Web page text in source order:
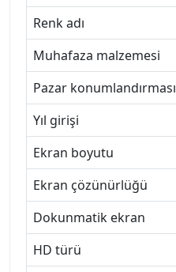
Renk adı
Muhafaza malzemesi
Pazar konumlandırması
Yıl girişi
Ekran boyutu
Ekran çözünürlüğü
Dokunmatik ekran
HD türü